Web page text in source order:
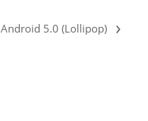
Android 5.0 (Lollipop) ›